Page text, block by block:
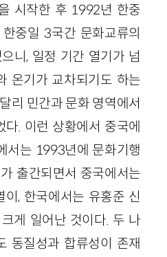
시작한 후 1992년 한중
중일 3국간 문화교류의
니, 일정 기간 열기가 넘
온기가 교차되기도 하는
리 민간과 문화 영역에서
다. 이런 상황에서 중국에
서는 1993년에 문화기행
출간되면서 중국에서는
, 한국에서는 유홍준 신
게 일어난 것이다. 두 나
동질성과 합류성이 존재